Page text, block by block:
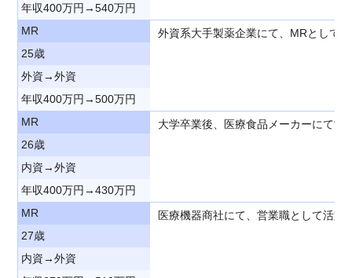
年収400万円→540万円
MR
外資系大手製薬企業にて、MRとして
25歳
外資→外資
年収400万円→500万円
MR
大学卒業後、医療食品メーカーにて
26歳
内資→外資
年収400万円→430万円
MR
医療機器商社にて、営業職として活
27歳
内資→外資